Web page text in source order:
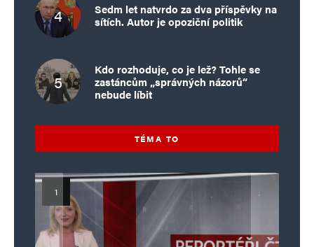
Sedm let natvrdo za dva příspěvky na
sítích. Autor je opoziční politik
Kdo rozhoduje, co je lež? Tohle se
zastáncům „správných názorů“
nebude líbit
TÉMA TO